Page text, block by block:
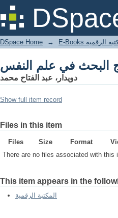
DSpace Home → الرقمية
دويدار، عبد الفتاح محمد
Show full item record
Files in this item
Files Size Format
There are no files associated with this
This item appears in the
المكتبة الرقمية